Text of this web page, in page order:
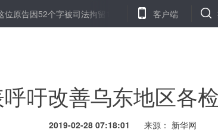
52个字被司法拘留15天 北京企业注销再提速 简易
客户端
吁改善乌东地区各
2019-02-28 07:18:01 来源： 新华网